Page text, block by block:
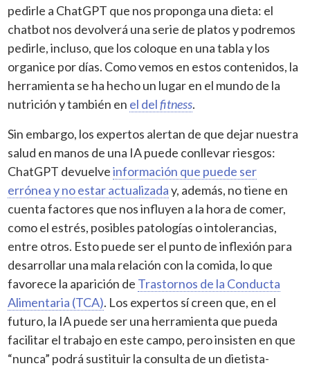
pedirle a ChatGPT que nos proponga una dieta: el
chatbot nos devolverá una serie de platos y podremos
pedirle, incluso, que los coloque en una tabla y los
organice por días. Como vemos en estos contenidos, la
herramienta se ha hecho un lugar en el mundo de la
nutrición y también en el delfitness.
Sin embargo, los expertos alertan de que dejar nuestra
salud en manos de una IA puede conllevar riesgos:
ChatGPT devuelveinformación que puede ser
errónea y no estar actualizaday, además, no tiene en
cuenta factores que nos influyen a la hora de comer,
como el estrés, posibles patologías o intolerancias,
entre otros. Esto puede ser el punto de inflexión para
desarrollar una mala relación con la comida, lo que
favorece la aparición de Trastornos de la Conducta
Alimentaria (TCA). Los expertos sí creen que, en el
futuro, la IA puede ser una herramienta que pueda
facilitar el trabajo en este campo, pero insisten en que
“nunca” podrá sustituir la consulta de un dietista-